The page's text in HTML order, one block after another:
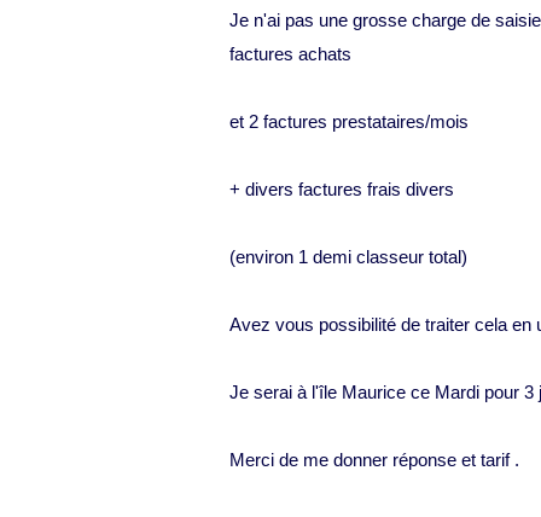
Je n'ai pas une grosse charge de
factures achats
et 2 factures prestataires/mois
+ divers factures frais divers
(environ 1 demi classeur total)
Avez vous possibilité de traiter cela en
Je serai à l'île Maurice ce Mardi pour 3
Merci de me donner réponse et tarif .